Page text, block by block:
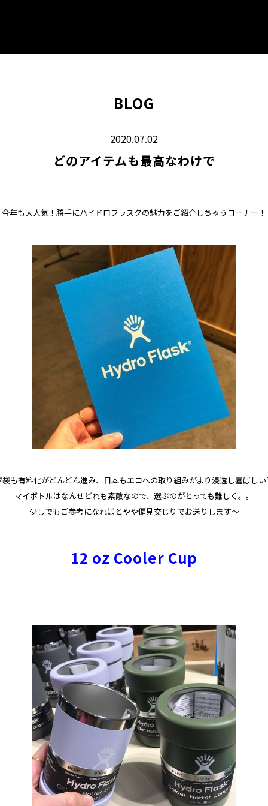
BLOG
2020.07.02
どのアイテムも最高なわけで
今年も大人気！勝手にハイドロフラスクの魅力をご紹介しちゃうコーナー！
も有料化がどんどん進み、日本もエコへの取り組みがより浸透し喜ばしい
マイボトルはなんせどれも素敵なので、選ぶのがとっても難しく。。
少しでもご参考になればとやや偏見交じりでお送りします～
12 oz Cooler Cup